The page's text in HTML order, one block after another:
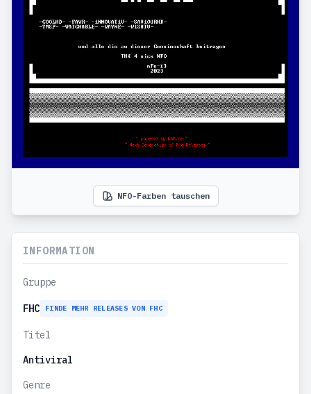
NFO-Farben tauschen
INFORMATION
Gruppe
FHC FINDE MEHR RELEASES VON FHC
Titel
Antiviral
Genre